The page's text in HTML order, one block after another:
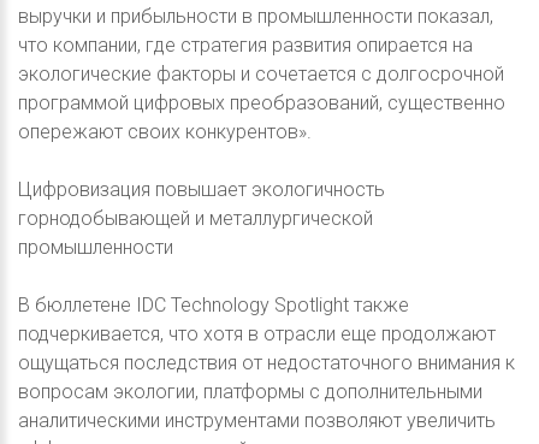
выручки и прибыльности в промышленности показал,
что компании, где стратегия развития опирается на
экологические факторы и сочетается с долгосрочной
программой цифровых преобразований, существенно
опережают своих конкурентов».
Цифровизация повышает экологичность
горнодобывающей и металлургической
промышленности
В бюллетене IDC Technology Spotlight также
подчеркивается, что хотя в отрасли еще продолжают
ощущаться последствия от недостаточного внимания к
вопросам экологии, платформы с дополнительными
аналитическими инструментами позволяют увеличить